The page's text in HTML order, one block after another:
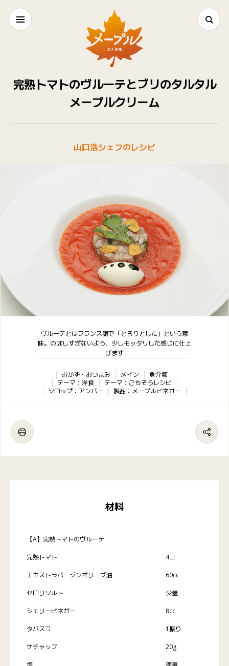
完熟トマトのヴルーテとブリのタルタル
メープルクリーム
山口浩シェフのレシピ
ヴルーテとはフランス語で「とろりとした」という意
味。のばしすぎないよう、少しモッタリした感じに仕上
げます
おかず・おつまみ メイン
魚介類
テーマ：洋食
テーマ：ごちそうレシピ
シロップ：アンバー
製品：メープルビネガー
材料
【A】完熟トマトのヴルーテ
完熟トマト 4コ
エキストラバージンオリーブ油 60cc
セロリソルト 少量
シェリービネガー 8cc
タバスコ 1振り
ケチャップ 20g